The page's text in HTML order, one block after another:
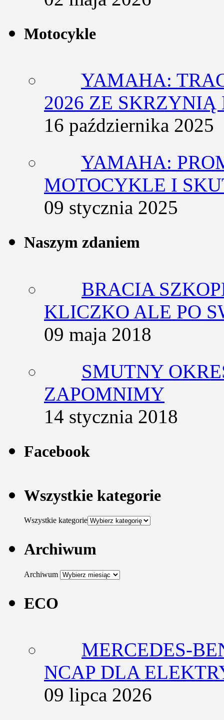
Motocykle
YAMAHA:
2026 ZE
16 października 2025
YAMAHA:
MOTOCYKLE I
09 stycznia 2025
Naszym zdaniem
BRACIA
KLICZKO ALE PO
09 maja 2018
SMUTNY
ZAPOMNIMY
14 stycznia 2018
Facebook
Wszystkie kategorie
Wszystkie kategorie
Archiwum
Archiwum
ECO
MERCEDES-
NCAP DLA
09 lipca 2026